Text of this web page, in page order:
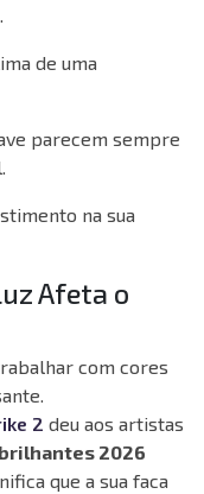
de uma
parecem sempre
na sua
Afeta o
com cores
2 deu aos artistas
2026
que a sua faca